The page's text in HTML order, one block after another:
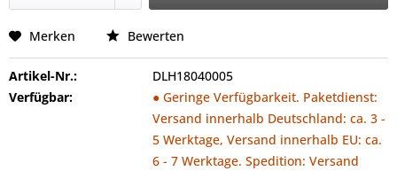
Merken Bewerten
Artikel-Nr.:
DLH18040005
Verfügbar:
● Geringe Verfügbarkeit. Paketdienst:
Versand innerhalb Deutschland: ca. 3 -
5 Werktage, Versand innerhalb EU: ca.
6 - 7 Werktage. Spedition: Versand